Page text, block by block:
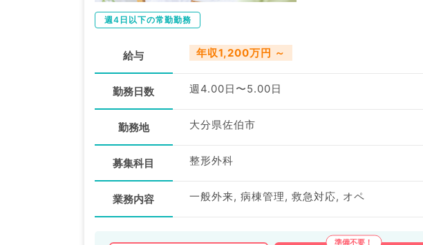
週4日以下の常勤勤務
給与 年収1,200万円 ～
勤務日数 週4.00日〜5.00日
勤務地 大分県佐伯市
募集科目 整形外科
業務内容 一般外来, 病棟管理, 救急対応, オペ